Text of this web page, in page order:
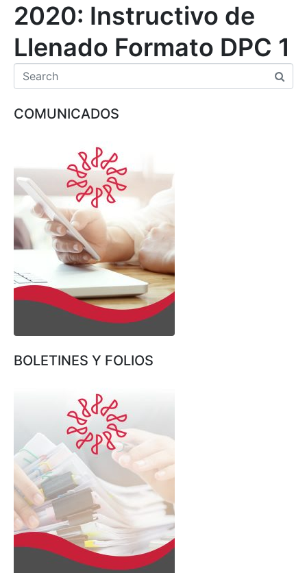
2020: Instructivo de
Llenado Formato DPC 1
COMUNICADOS
BOLETINES Y FOLIOS